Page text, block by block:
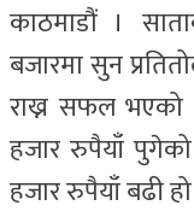
काठमाडौं ।
बजारमा सुन
राख्न सफल
हजार रुपैयाँ
हजार रुपैयाँ बढी